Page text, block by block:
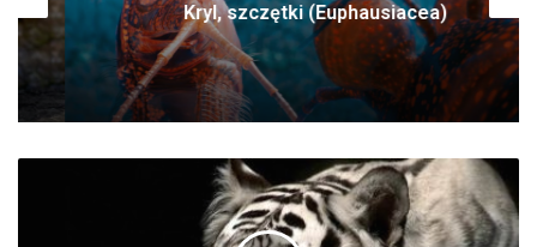
Kryl, szczętki (Euphausiacea)